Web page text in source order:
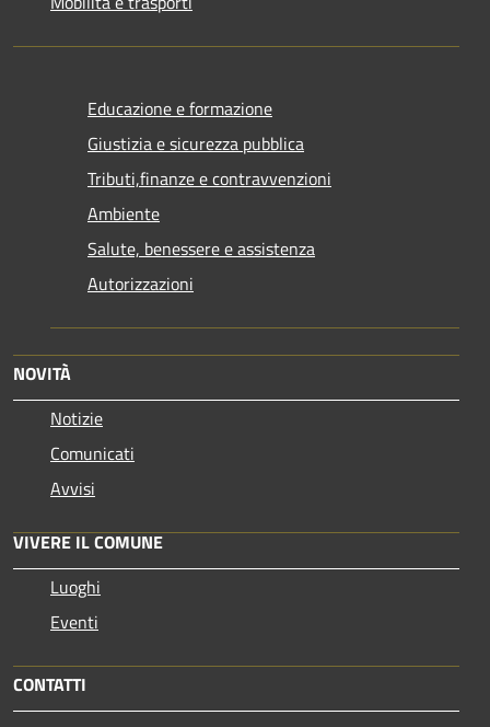
Educazione e formazione
Giustizia e sicurezza pubblica
Tributi,finanze e contravvenzioni
Ambiente
Salute, benessere e assistenza
Autorizzazioni
NOVITÀ
Notizie
Comunicati
Avvisi
VIVERE IL COMUNE
Luoghi
Eventi
CONTATTI